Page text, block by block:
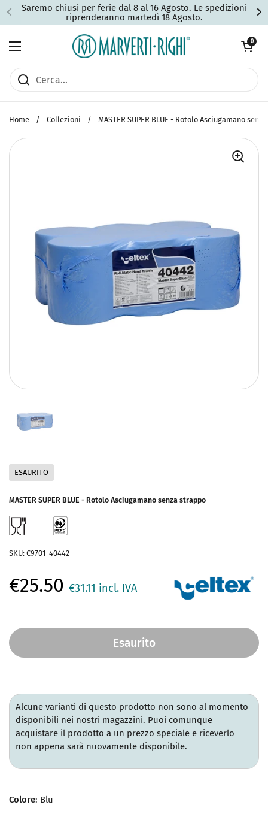
Passa ai contenuti
Saremo chiusi per ferie dal 8 al 16 Agosto. Le spedizioni
riprenderanno martedì 18 Agosto.
Apri menu
Apri carrello
0
Home / Collezioni / MASTER SUPER BLUE - Rotolo Asciugamano
ESAURITO
MASTER SUPER BLUE - Rotolo Asciugamano senza strappo
SKU: C9701-40442
€25.50 €31.11 incl. IVA
Esaurito
Alcune varianti di questo prodotto non sono al momento
disponibili nei nostri magazzini. Puoi comunque
acquistare il prodotto a un prezzo speciale e riceverlo
non appena sarà nuovamente disponibile.
Colore: Blu